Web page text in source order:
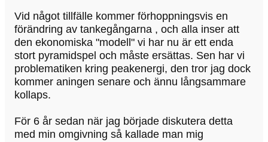
Vid något tillfälle kommer förhoppningsvis en
förändring av tankegångarna , och alla inser att
den ekonomiska "modell" vi har nu är ett enda
stort pyramidspel och måste ersättas. Sen har vi
problematiken kring peakenergi, den tror jag dock
kommer aningen senare och ännu långsammare
kollaps.
För 6 år sedan när jag började diskutera detta
med min omgivning så kallade man mig